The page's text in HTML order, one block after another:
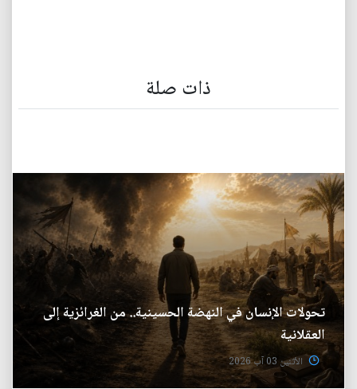
ذات صلة
تحولات الإنسان في النهضة الحسينية.. من الغرائزية إلى
العقلانية
الأثنين 03 آب 2026